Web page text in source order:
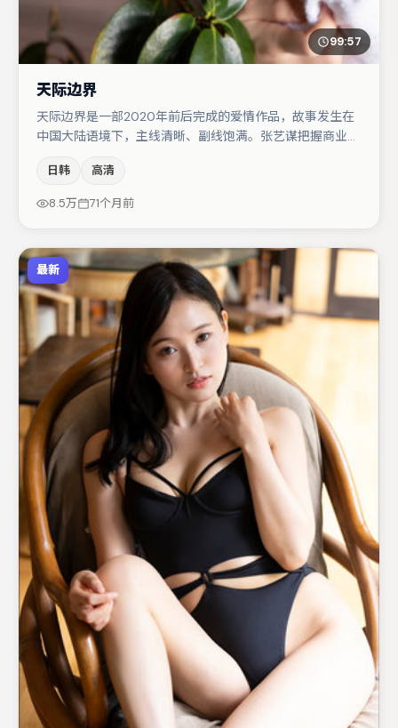
99:57
天际边界
天际边界是一部2020年前后完成的爱情作品，故事发生在
中国大陆语境下，主线清晰、副线饱满。张艺谋把握商业节
丽颖与张译的对手戏构成全片情感锚点，蒋奇明则以细节塑
造推动谜题层层揭开。节奏紧凑、反转有度，值得列入片
日韩 高清
8.5万 71个月前
最新